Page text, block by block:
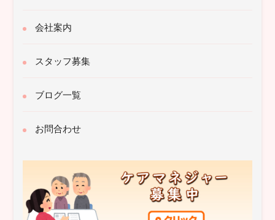
会社案内
スタッフ募集
ブログ一覧
お問合わせ